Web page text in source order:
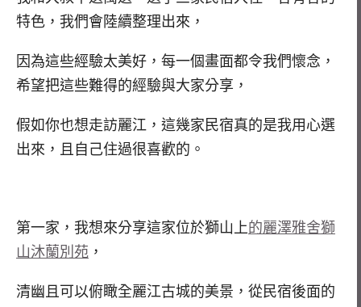
特色，我們會陸續整理出來，
因為這些經驗太美好，每一個畫面都令我們懷念，
希望把這些難得的經驗與大家分享，
假如你也想走訪麗江，這幾家民宿真的是我用心選
出來，且自己住過很喜歡的。
第一家，我想來分享這家位於獅山上的麗澤雅舍獅
山沐蘭別苑 ，
清幽且可以俯瞰全麗江古城的美景，從民宿後面的